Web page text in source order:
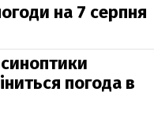
на 7 серпня
погода в